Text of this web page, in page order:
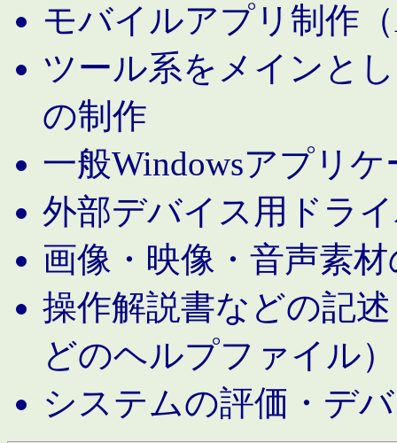
モバイルアプリ制作
ツール系をメインと
の制作
一般Windowsアプリ
外部デバイス用ドラ
画像・映像・音声素
操作解説書などの記
どのヘルプファイル）
システムの評価・デ